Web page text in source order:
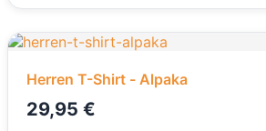
Herren T-Shirt - Alpaka
29,95 €